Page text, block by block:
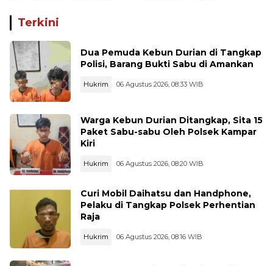
Terkini
Dua Pemuda Kebun Durian di Tangkap
Polisi, Barang Bukti Sabu di Amankan
Hukrim 06 Agustus 2026, 08:33 WIB
Warga Kebun Durian Ditangkap, Sita 15
Paket Sabu-sabu Oleh Polsek Kampar
Kiri
Hukrim 06 Agustus 2026, 08:20 WIB
Curi Mobil Daihatsu dan Handphone,
Pelaku di Tangkap Polsek Perhentian
Raja
Hukrim 06 Agustus 2026, 08:16 WIB